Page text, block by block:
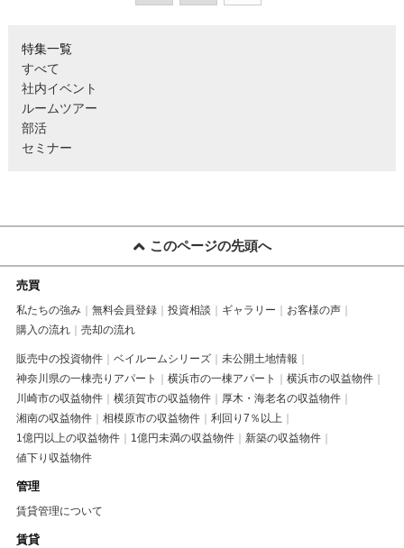
特集一覧
すべて
社内イベント
ルームツアー
部活
セミナー
このページの先頭へ
売買
私たちの強み 無料会員登録 投資相談 ギャラリー
お客様の声
購入の流れ
売却の流れ
販売中の投資物件 ベイルームシリーズ
未公開土地情報
神奈川県の一棟売りアパート
横浜市の一棟アパート
横浜市の収益物件
川崎市の収益物件
横須賀市の収益物件
厚木・海老名の収益物件
湘南の収益物件
相模原市の収益物件
利回り7％以上
1億円以上の収益物件
1億円未満の収益物件
新築の収益物件
値下り収益物件
管理
賃貸管理について
賃貸